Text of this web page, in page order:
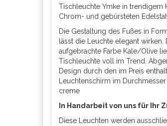
Tischleuchte Ymke in trendigem
Chrom- und gebürsteten
Die Gestaltung des Fußes in
lässt die Leuchte elegant wirken.
aufgebrachte Farbe Kale/Olive
Tischleuchte voll im Trend.
Design durch den im Preis
Leuchtenschirm im
creme
In Handarbeit von uns für Ihr
Diese Leuchten werden